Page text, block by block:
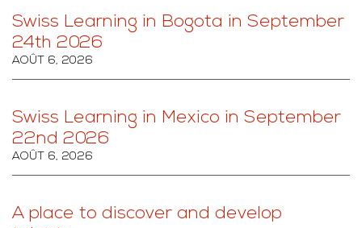
September 30th 2026
AOÛT 6, 2026
Swiss Learning in Miami in September
29th 2026
AOÛT 6, 2026
Swiss Learning in Bogota in September
24th 2026
AOÛT 6, 2026